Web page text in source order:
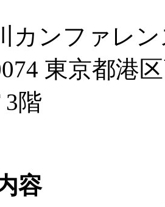
カンファレ
東京都港
3階
容